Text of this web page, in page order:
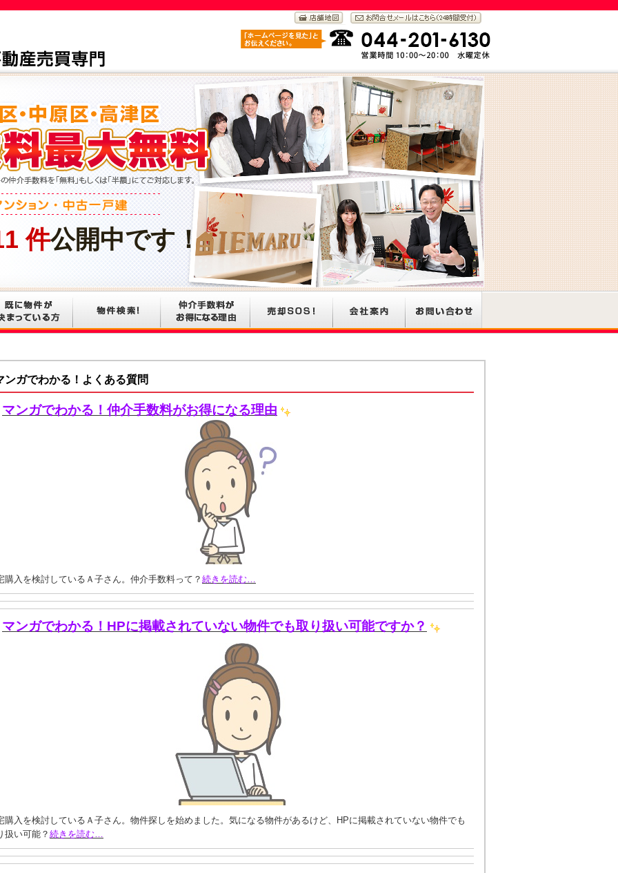
件公開中です！
ンガでわかる！よくある質問
マンガでわかる！仲介手数料がお得になる理由
購入を検討しているＡ子さん。仲介手数料って？ 続きを読む…
マンガでわかる！HPに掲載されていない物件でも取り扱い可能ですか？
購入を検討しているＡ子さん。物件探しを始めました。気になる物件があるけど、HPに掲載されていない物件でも
扱い可能？ 続きを読む…